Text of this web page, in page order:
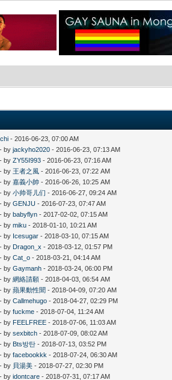
- 2016-06-23, 07:00 AM
- byjackyho2020 - 2016-06-23, 07:13 AM
- byZY55I993 - 2016-06-23, 07:16 AM
- by 王者之風 - 2016-06-23, 07:22 AM
- by嘉義小帥 - 2016-06-26, 10:25 AM
- by小帅哥儿们 - 2016-06-27, 09:24 AM
- byGENJU - 2016-07-23, 07:47 AM
- bybabyflyn - 2017-02-02, 07:15 AM
- bymiku - 2018-01-10, 10:21 AM
- by Icesugar - 2018-03-10, 07:15 AM
- by Dragon_x - 2018-03-12, 01:57 PM
- byCat_o - 2018-03-21, 04:14 AM
- byGaymanh - 2018-03-24, 06:00 PM
- by網絡請願 - 2018-04-03, 06:54 AM
- by蘋果動性聞 - 2018-04-09, 07:20 AM
- byCallmehugo - 2018-04-27, 02:29 PM
- byfuckme - 2018-07-04, 11:24 AM
- by FEELFREE - 2018-07-06, 11:03 AM
- bysexbitch - 2018-07-09, 08:02 AM
- by Bts방탄 - 2018-07-13, 03:52 PM
- byfacebookkk - 2018-07-24, 06:30 AM
- by 貝湯美 - 2018-07-27, 02:30 PM
- byidontcare - 2018-07-31, 07:17 AM